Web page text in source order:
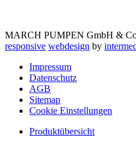
MARCH PUMPEN GmbH &
responsive webdesign by
Impressum
Datenschutz
AGB
Sitemap
Cookie Einstellungen
Produktübersicht